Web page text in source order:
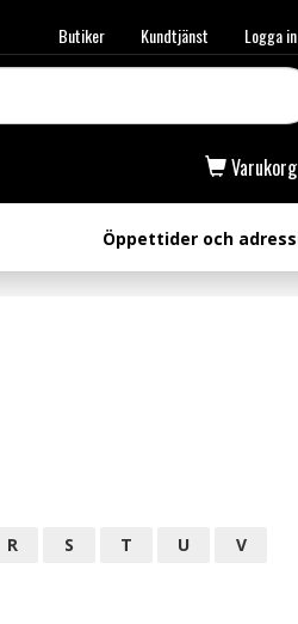
Butiker Kundtjänst Logga in
Varukorg
Öppettider och
R S T U
V